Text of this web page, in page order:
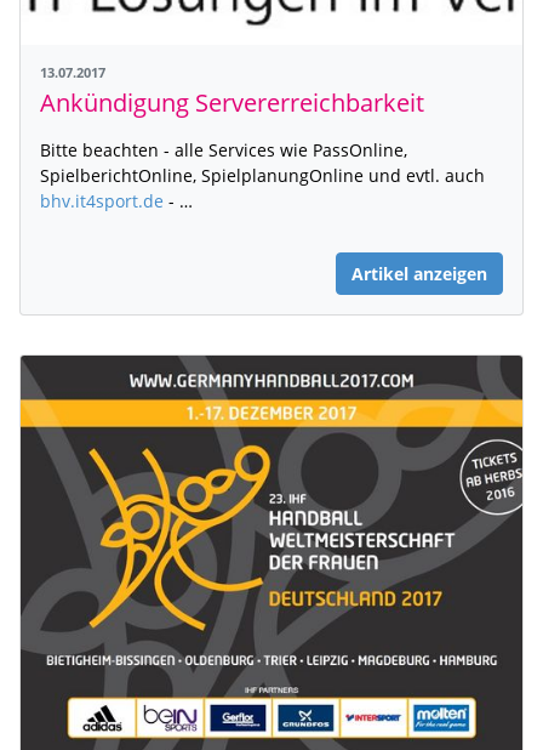
13.07.2017
Ankündigung Servererreichbarkeit
Bitte beachten - alle Services wie PassOnline,
SpielberichtOnline, SpielplanungOnline und evtl. auch
bhv.it4sport.de - …
Artikel anzeigen